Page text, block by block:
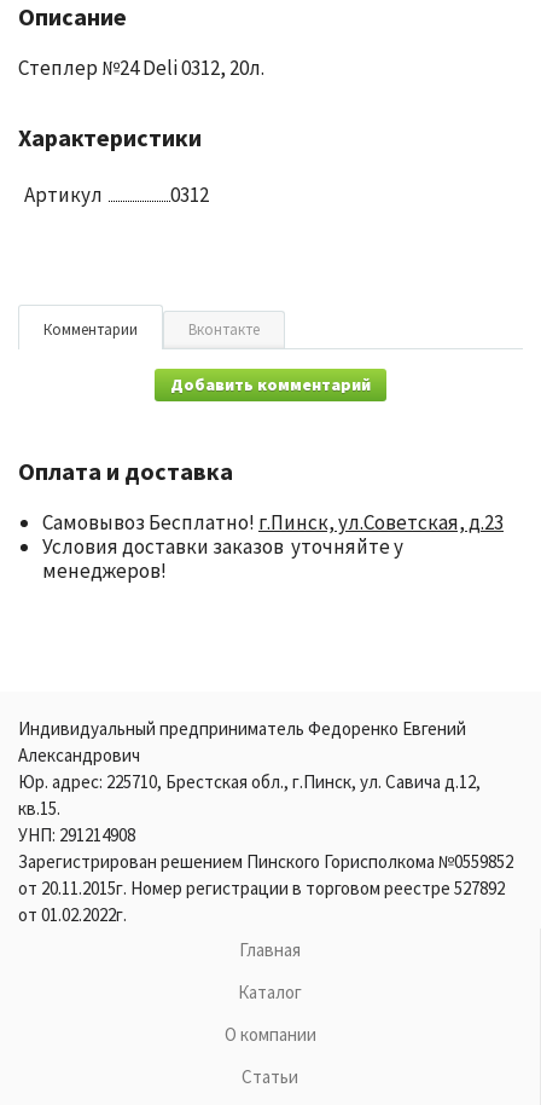
Описание
Степлер №24 Deli 0312, 20л.
Характеристики
Артикул 0312
Комментарии Вконтакте
Добавить комментарий
Оплата и доставка
Самовывоз Бесплатно! г.Пинск, ул.Советская, д.23
Условия доставки заказов уточняйте у
менеджеров!
Индивидуальный предприниматель Федоренко Евгений
Александрович
Юр. адрес: 225710, Брестская обл., г.Пинск, ул. Савича д.12,
кв.15.
УНП: 291214908
Зарегистрирован решением Пинского Горисполкома №0559852
от 20.11.2015г. Номер регистрации в торговом реестре 527892
от 01.02.2022г.
Главная
Каталог
О компании
Статьи